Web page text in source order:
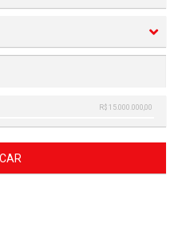
R$ 15.000.000,00